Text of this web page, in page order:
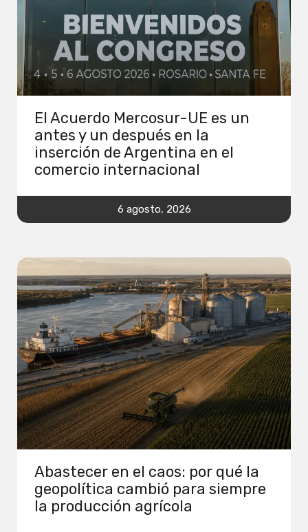
El Acuerdo Mercosur-UE es un
antes y un después en la
inserción de Argentina en el
comercio internacional
6 agosto, 2026
Abastecer en el caos: por qué la
geopolítica cambió para siempre
la producción agrícola